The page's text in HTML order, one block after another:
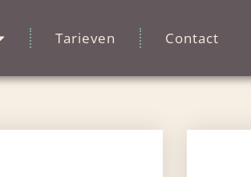
Tarieven Contact